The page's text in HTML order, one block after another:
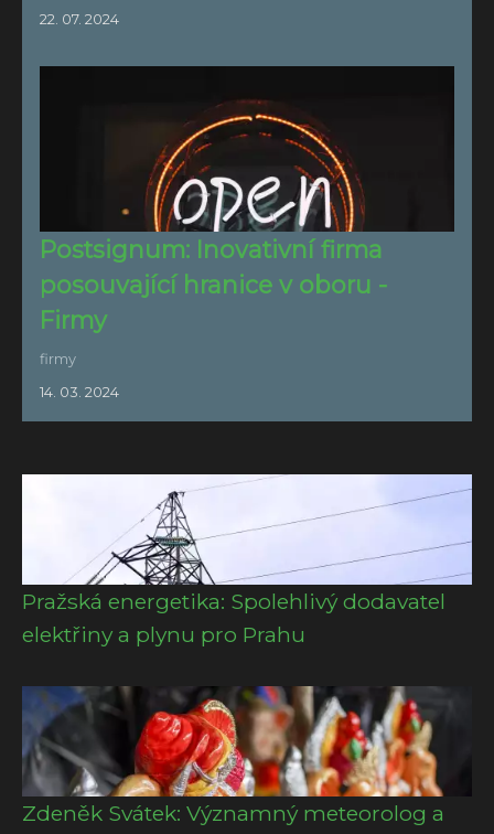
22. 07. 2024
Postsignum: Inovativní firma
posouvající hranice v oboru -
Firmy
firmy
14. 03. 2024
Pražská energetika: Spolehlivý dodavatel
elektřiny a plynu pro Prahu
Zdeněk Svátek: Významný meteorolog a